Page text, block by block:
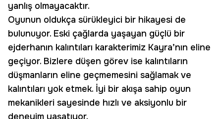
yanlış olmayacaktır.
Oyunun oldukça sürükleyici bir hikayesi de
bulunuyor. Eski çağlarda yaşayan güçlü bir
ejderhanın kalıntıları karakterimiz Kayra’nın eline
geçiyor. Bizlere düşen görev ise kalıntıların
düşmanların eline geçmemesini sağlamak ve
kalıntıları yok etmek. İyi bir akışa sahip oyun
mekanikleri sayesinde hızlı ve aksiyonlu bir
deneyim yaşatıyor.